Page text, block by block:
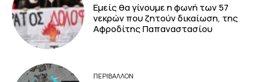
Εμείς θα γίνουμε η φωνή των 57
νεκρών που ζητούν δικαίωση, της
Αφροδίτης Παπαναστασίου
ΠΕΡΙΒΆΛΛΟΝ